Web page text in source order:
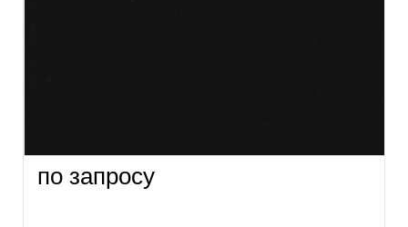
по запросу